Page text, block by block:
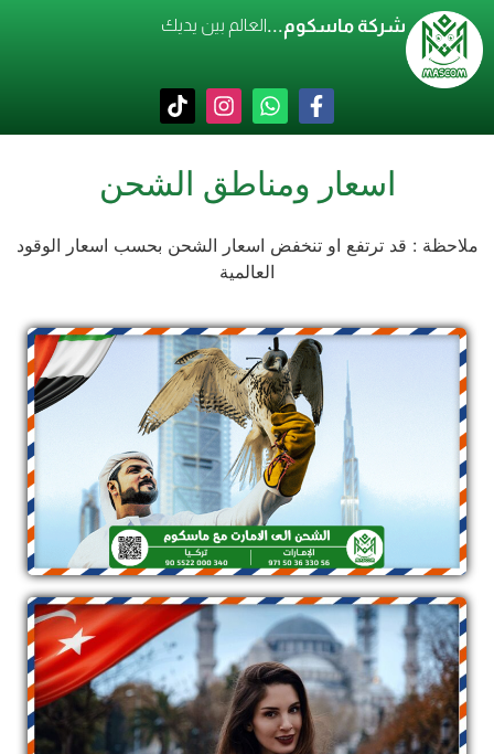
شركة ماسكوم...العالم بين يديك
اسعار ومناطق الشحن
ملاحظة : قد ترتفع او تنخفض اسعار الشحن بحسب اسعار الوقود
العالمية